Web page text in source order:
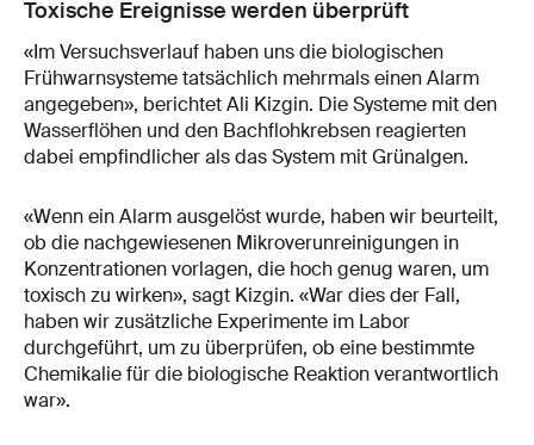
Toxische Ereignisse werden überprüft
«Im Versuchsverlauf haben uns die biologischen
Frühwarnsysteme tatsächlich mehrmals einen Alarm
angegeben», berichtet Ali Kizgin. Die Systeme mit den
Wasserflöhen und den Bachflohkrebsen reagierten
dabei empfindlicher als das System mit Grünalgen.
«Wenn ein Alarm ausgelöst wurde, haben wir beurteilt,
ob die nachgewiesenen Mikroverunreinigungen in
Konzentrationen vorlagen, die hoch genug waren, um
toxisch zu wirken», sagt Kizgin. «War dies der Fall,
haben wir zusätzliche Experimente im Labor
durchgeführt, um zu überprüfen, ob eine bestimmte
Chemikalie für die biologische Reaktion verantwortlich
war».